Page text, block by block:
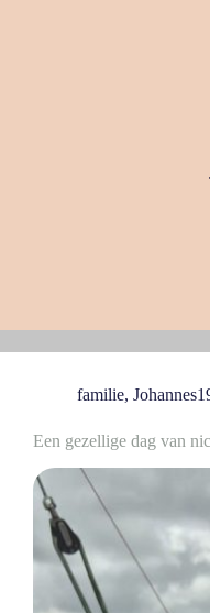
familie,
Een gezellige dag van